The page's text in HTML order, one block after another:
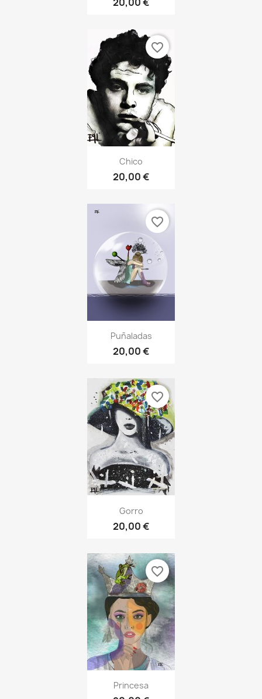
Chico
20,00 €
favorite_border
Puñaladas
20,00 €
favorite_border
Gorro
20,00 €
favorite_border
Princesa
favorite_border